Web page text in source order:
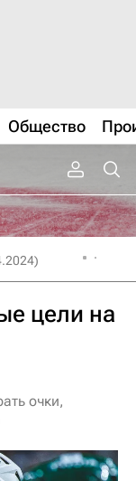
Общество
цели на
очки,